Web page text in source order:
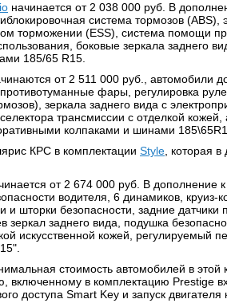
начинается от 2 038 000 руб. В
система тормозов (ABS),
торможении (ESS), система помощи
боковые зеркала заднего
185/65 R15.
от 2 511 000 руб., автомобили
фары, регулировка
зеркала заднего вида с
трансмиссии с отделкой
колпаками и шинами
КРС в комплектации Style , которая
от 2 674 000 руб. В дополнение
водителя, 6 динамиков, круиз-
шторки безопасности, задние датчики
зеркал заднего вида, подушка
искусственной кожей, регулируемый
стоимость автомобилей в
включенному в комплектацию Prestige
доступа Smart Key и запуск